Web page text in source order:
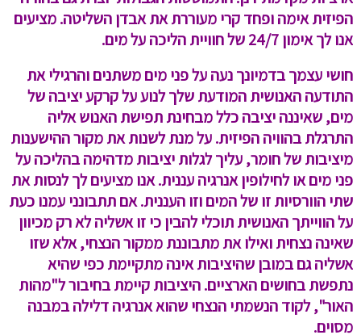
הפיזית אימה ופחד קרי מעוררת את אבדן השליטה. מציעים
אנו לך אימון 24/7 של חוויית הליכה על מים.
חושי עצמך בדמיונך נעה על פני מים משתנים והרגילי את
התודעה האנושית המודעת שלך לנוע על קרקע יציבה של
מים, שאיננה יציבה כלל מבחינת תפישת האנוש אליה
התרגלת בהוויה הפיזית. על מנת לשנות את מקור ההישענות
מיציבות של חומר, עליך לגלות יציבות מדהימה בהליכה על
פני מים או לחילופין אנרגיה עננית. אנו מציעים לך לנסות את
שתי הוורסיות זו של המים וזו העננית. אם תתבונני עמנו כעת
על הווייתך האנושית תוכלי להבין כי זו אשליה לא רק מכיוון
שאינה נצחית ואילו את מתבוננת ממקור הנצחי, אלא שזו
אשליה גם במובן שהיציבות אינה מתקיימת כפי שהיא
נתפשת בחושים הארציים. היציבות קיימת בחיבור ל"מהות
האור", לקוד הנשמתי הנצחי שהוא אנרגיה דלילה במבנה
מסוים.